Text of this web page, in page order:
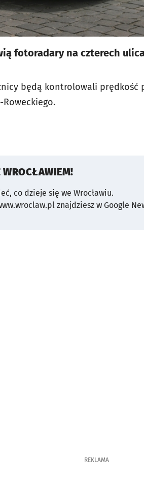
fotoradary na czterech
będą kontrolowali prędkość
WROCŁAWIEM!
co dzieje się we Wrocławiu.
znajdziesz w Google
REKLAMA